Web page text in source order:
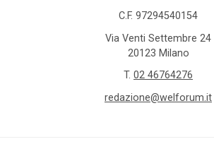
C.F. 97294540154
Via Venti Settembre 24
20123 Milano
T. 02 46764276
redazione@welforum.it